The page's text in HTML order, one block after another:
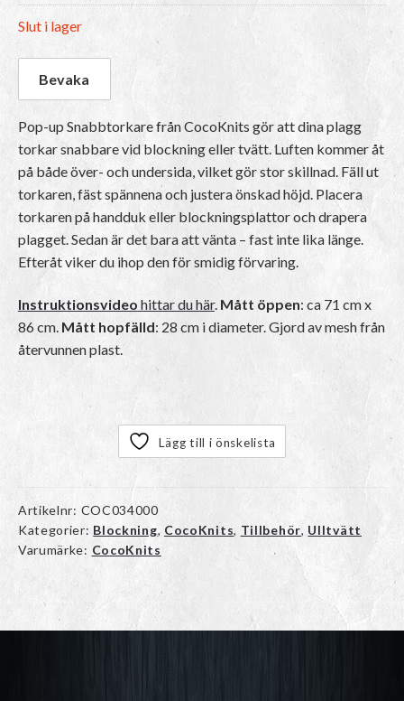
Slut i lager
Pop-up Snabbtorkare från CocoKnits gör att dina plagg
torkar snabbare vid blockning eller tvätt. Luften kommer åt
på både över- och undersida, vilket gör stor skillnad. Fäll ut
torkaren, fäst spännena och justera önskad höjd. Placera
torkaren på handduk eller blockningsplattor och drapera
plagget. Sedan är det bara att vänta – fast inte lika länge.
Efteråt viker du ihop den för smidig förvaring.
Instruktionsvideo hittar du här. Mått öppen: ca 71 cm x
86 cm. Mått hopfälld: 28 cm i diameter. Gjord av mesh från
återvunnen plast.
Lägg till i önskelista
Artikelnr: COC034000
Kategorier: Blockning, CocoKnits, Tillbehör, Ulltvätt
Varumärke: CocoKnits